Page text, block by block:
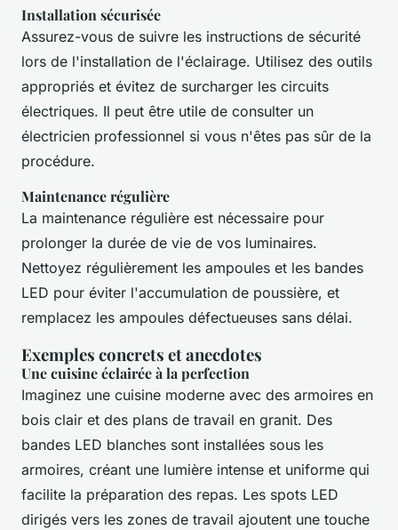
Installation sécurisée
Assurez-vous de suivre les instructions de sécurité
lors de l'installation de l'éclairage. Utilisez des outils
appropriés et évitez de surcharger les circuits
électriques. Il peut être utile de consulter un
électricien professionnel si vous n'êtes pas sûr de la
procédure.
Maintenance régulière
La maintenance régulière est nécessaire pour
prolonger la durée de vie de vos luminaires.
Nettoyez régulièrement les ampoules et les bandes
LED pour éviter l'accumulation de poussière, et
remplacez les ampoules défectueuses sans délai.
Exemples concrets et anecdotes
Une cuisine éclairée à la perfection
Imaginez une cuisine moderne avec des armoires en
bois clair et des plans de travail en granit. Des
bandes LED blanches sont installées sous les
armoires, créant une lumière intense et uniforme qui
facilite la préparation des repas. Les spots LED
dirigés vers les zones de travail ajoutent une touche